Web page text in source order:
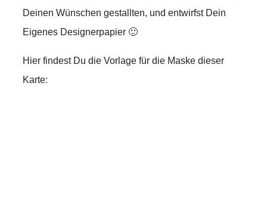
Deinen Wünschen gestallten, und entwirfst Dein
Eigenes Designerpapier 🙂
Hier findest Du die Vorlage für die Maske dieser
Karte: